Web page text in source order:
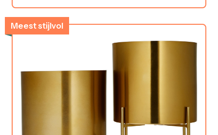
Meest stijlvol